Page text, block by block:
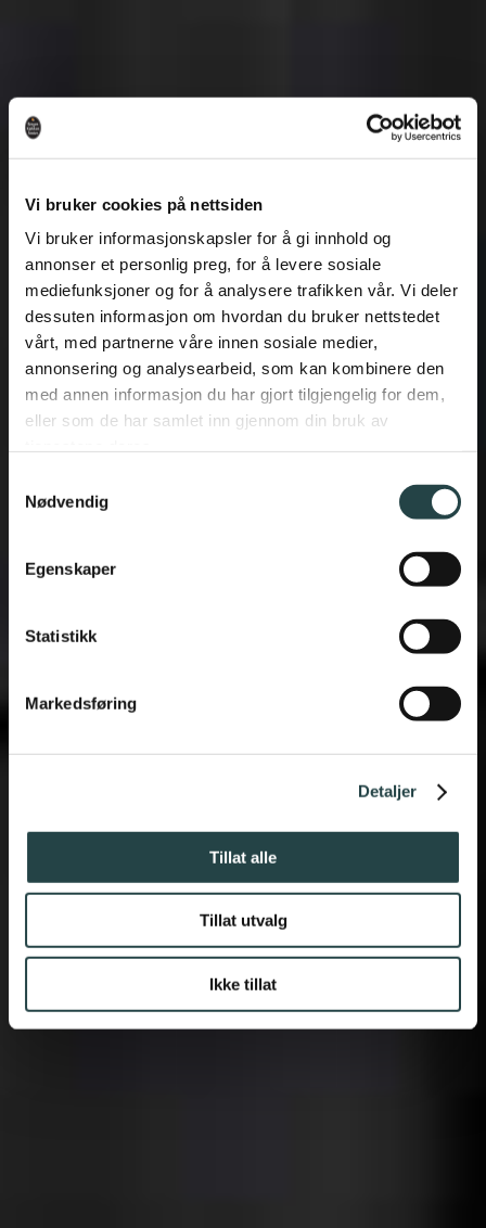
Vi bruker cookies på nettsiden
Vi bruker informasjonskapsler for å gi innhold og
annonser et personlig preg, for å levere sosiale
mediefunksjoner og for å analysere trafikken vår. Vi deler
dessuten informasjon om hvordan du bruker nettstedet
vårt, med partnerne våre innen sosiale medier,
annonsering og analysearbeid, som kan kombinere den
med annen informasjon du har gjort tilgjengelig for dem,
eller som de har samlet inn gjennom din bruk av
Nødvendig
Egenskaper
Statistikk
Markedsføring
Detaljer
Tillat alle
Tillat utvalg
Ikke tillat
Garderobe
Norsk håndverk av høy
kvalitet til fornuftige priser